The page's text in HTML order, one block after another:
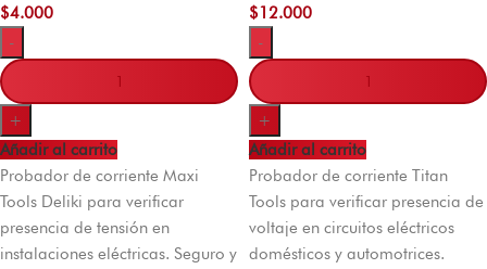
$4.000
-
+
Añadir al carrito
Probador de corriente Maxi
Tools Deliki para verificar
presencia de tensión en
instalaciones eléctricas. Seguro y
$12.000
-
+
Añadir al carrito
Probador de corriente Titan
Tools para verificar presencia de
voltaje en circuitos eléctricos
domésticos y automotrices.